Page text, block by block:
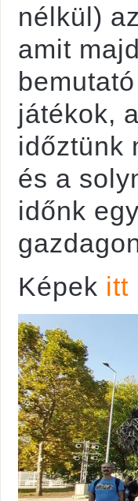
nélkül)
amit
játékok,
időztünk
és a
időnk
Képek itt